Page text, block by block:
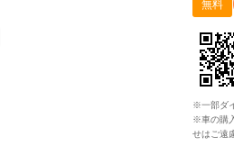
無料
※一部ダ
※車の購
せはご遠